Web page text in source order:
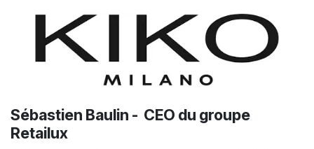
Sébastien Baulin - CEO du groupe
Retailux